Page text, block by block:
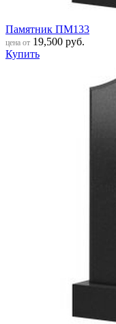
Памятник ПМ133
цена от 19,500 руб.
Купить